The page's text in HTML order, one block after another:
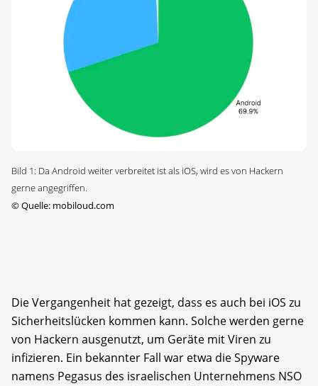
Bild 1: Da Android weiter verbreitet ist als iOS, wird es von Hackern
gerne angegriffen.
©Quelle: mobiloud.com
Die Vergangenheit hat gezeigt, dass es auch bei iOS zu
Sicherheitslücken kommen kann. Solche werden gerne
von Hackern ausgenutzt, um Geräte mit Viren zu
infizieren. Ein bekannter Fall war etwa die Spyware
namens Pegasus des israelischen Unternehmens NSO